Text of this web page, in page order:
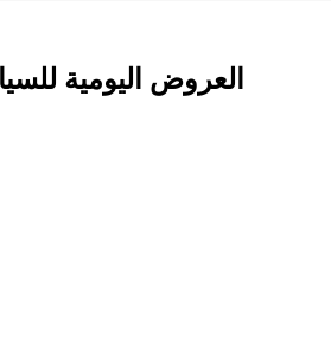
العروض اليومية